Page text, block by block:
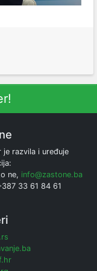
je razvila i uređuje
ne, info@zastone.ba
33 61 84 61